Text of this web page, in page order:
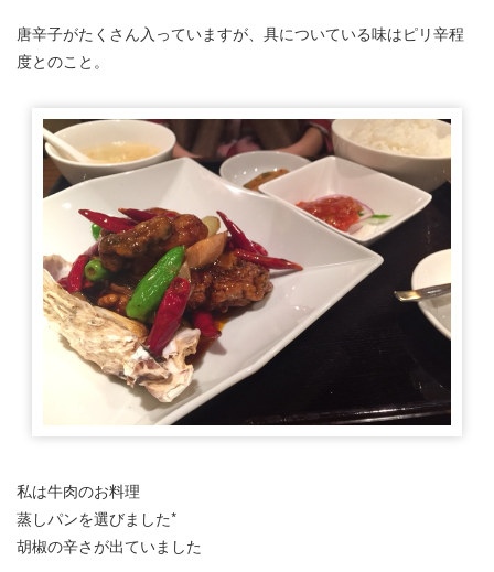
唐辛子がたくさん入っていますが、具についている味はピリ辛程
度とのこと。
私は牛肉のお料理
蒸しパンを選びました*
胡椒の辛さが出ていました